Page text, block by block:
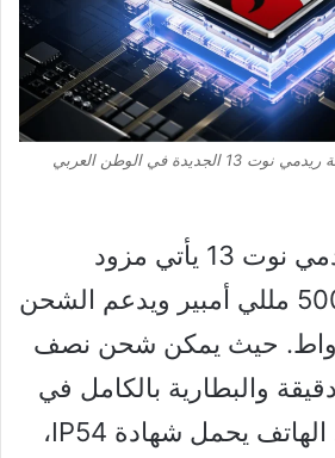
في الوطن العربي
هاتف شاومي ريدمي نوت 13 يأتي مزود
ببطارية بسعة 5000 مللي أمبير ويدعم الشحن
السريع بقوة 33 واط. حيث يمكن شحن نصف
البطارية في 30 دقيقة والبطارية بالكامل في
حوالي 70 دقيقة. الهاتف يحمل شهادة IP54،